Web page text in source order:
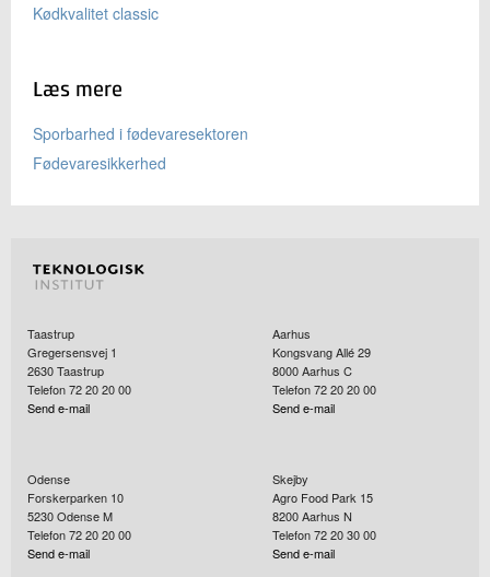
Kødkvalitet classic
Læs mere
Sporbarhed i fødevaresektoren
Fødevaresikkerhed
Taastrup
Gregersensvej 1
2630Taastrup
Telefon 72 20 20 00
Send e-mail
Aarhus
Kongsvang Allé 29
8000Aarhus C
Telefon 72 20 20 00
Send e-mail
Odense
Forskerparken 10
5230Odense M
Telefon 72 20 20 00
Send e-mail
Skejby
Agro Food Park 15
8200Aarhus N
Telefon 72 20 30 00
Send e-mail